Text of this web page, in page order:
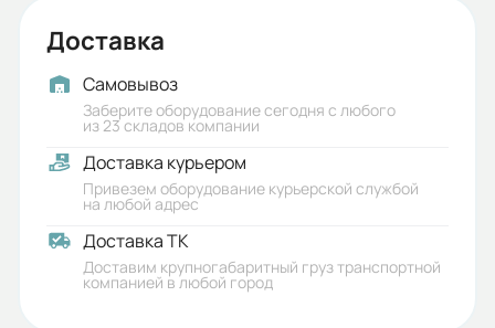
Доставка
Самовывоз
Заберите оборудование сегодня с любого
из 23 складов компании
Доставка курьером
Привезем оборудование курьерской службой
на любой адрес
Доставка ТК
Доставим крупногабаритный груз транспортной
компанией в любой город